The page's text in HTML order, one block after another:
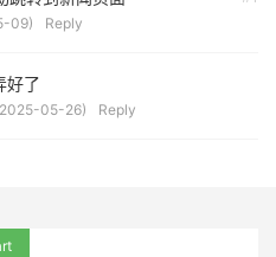
09) Reply
好了
05-26) Reply